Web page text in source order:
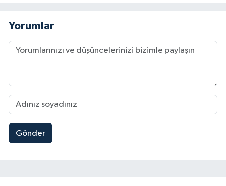
Yorumlar
Gönder